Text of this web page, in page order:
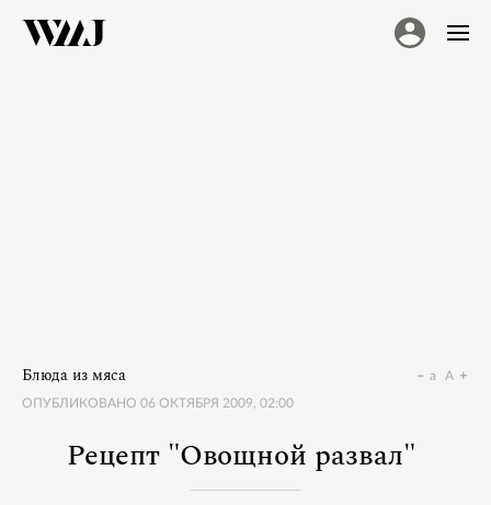
Блюда из мяса
ОПУБЛИКОВАНО 06 ОКТЯБРЯ 2009, 02:00
a A
Рецепт "Овощной развал"